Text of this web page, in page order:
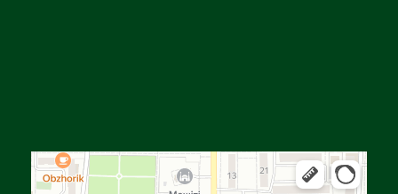
Яндекс Карталар — көлік, навигация, орындарды іздеу